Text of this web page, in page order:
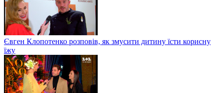
Євген Клопотенко розповів, як змусити дитину їсти корисну
їжу